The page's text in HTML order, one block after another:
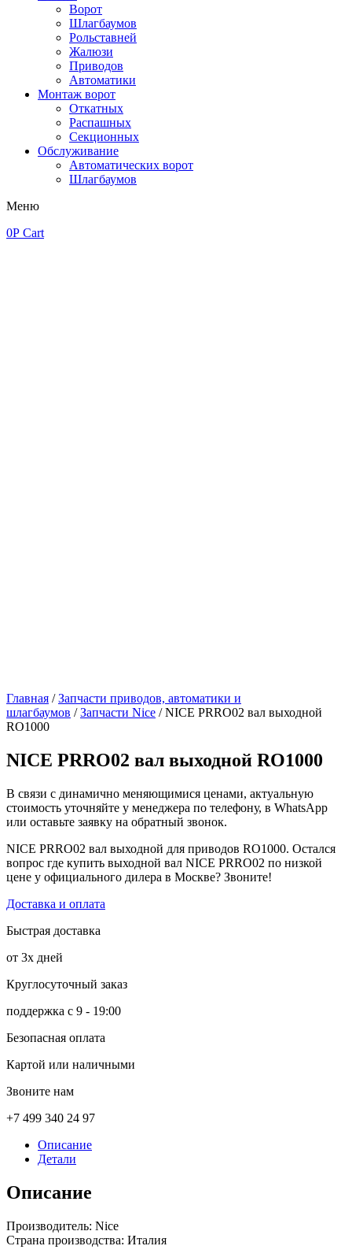
Ворот
Шлагбаумов
Рольставней
Жалюзи
Приводов
Автоматики
Монтаж ворот
Откатных
Распашных
Секционных
Обслуживание
Автоматических ворот
Шлагбаумов
Меню
0Р Cart
Главная /Запчасти приводов, автоматики и
шлагбаумов /Запчасти Nice / NICE PRRO02 вал выходной
RO1000
NICE PRRO02 вал выходной RO1000
В связи с динамично меняющимися ценами, актуальную
стоимость уточняйте у менеджера по телефону, в WhatsApp
или оставьте заявку на обратный звонок.
NICE PRRO02 вал выходной для приводов RO1000. Остался
вопрос где купить выходной вал NICE PRRO02 по низкой
цене у официального дилера в Москве? Звоните!
Доставка и оплата
Быстрая доставка
от 3х дней
Круглосуточный заказ
поддержка с 9 - 19:00
Безопасная оплата
Картой или наличными
Звоните нам
+7 499 340 24 97
Описание
Детали
Описание
Производитель: Nice
Страна производства: Италия